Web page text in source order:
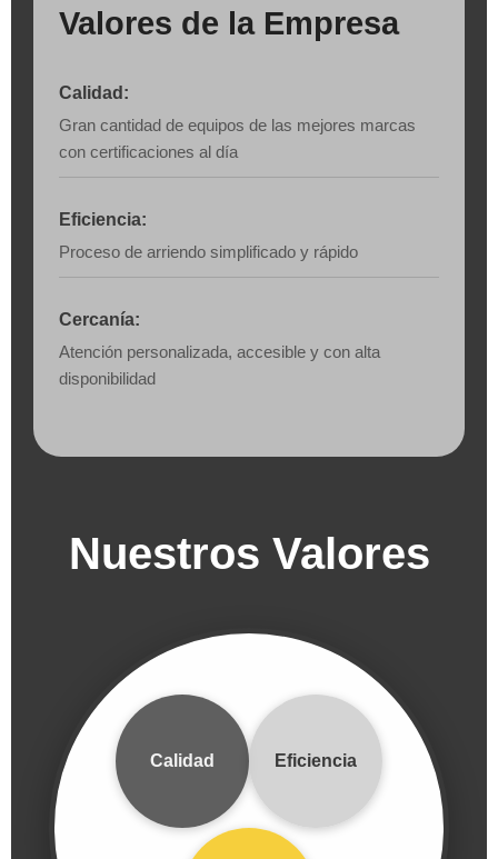
Valores de la Empresa
Calidad:
Gran cantidad de equipos de las mejores marcas
con certificaciones al día
Eficiencia:
Proceso de arriendo simplificado y rápido
Cercanía:
Atención personalizada, accesible y con alta
disponibilidad
Nuestros Valores
Calidad Eficiencia